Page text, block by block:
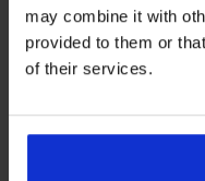
may combine it with
provided to them or
of their services.
Výhodné poštovné
Počas pracovných dní